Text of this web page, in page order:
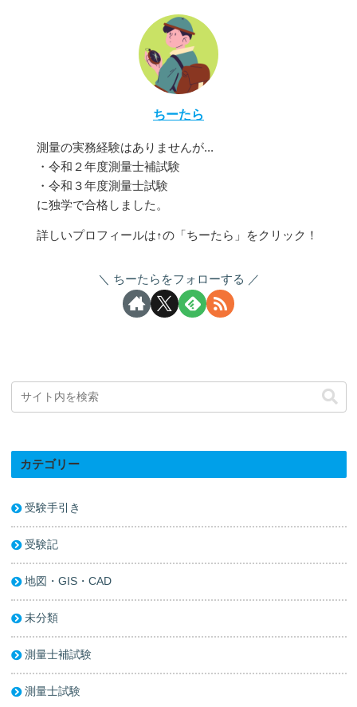
ちーたら
測量の実務経験はありませんが...
・令和２年度測量士補試験
・令和３年度測量士試験
に独学で合格しました。
詳しいプロフィールは↑の「ちーたら」をクリック！
ちーたらをフォローする
カテゴリー
受験手引き
受験記
地図・GIS・CAD
未分類
測量士補試験
測量士試験